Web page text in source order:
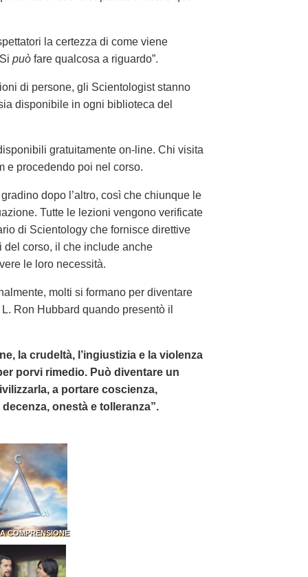
la certezza di come viene
può fare qualcosa a riguardo”.
di persone, gli Scientologist stanno
disponibile in ogni biblioteca del
gratuitamente on-line. Chi visita
e procedendo poi nel corso.
dopo l’altro, così che chiunque le
Tutte le lezioni vengono verificate
di Scientology che fornisce direttive
corso, il che include anche
le loro necessità.
molti si formano per diventare
Ron Hubbard quando presentò il
la crudeltà, l’ingiustizia e la violenza
porvi rimedio. Può diventare un
a portare coscienza,
onestà e tolleranza”.
COMPRENSIONE